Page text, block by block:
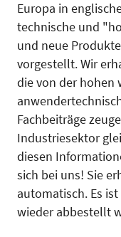
Europa in
technische und
und neue
vorgestellt. Wir
die von der hohen
Fachbeiträge
Industriesektor
diesen
sich bei uns! Sie
automatisch. Es
wieder abbestellt